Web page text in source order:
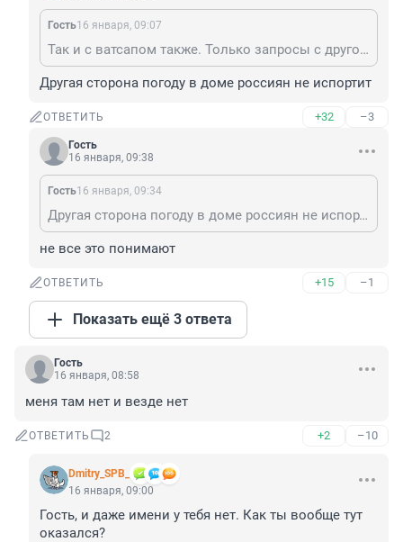
Гость16 января, 09:07
Так и с ватсапом также. Только запросы с другой стороны
Другая сторона погоду в доме россиян не испортит
ОТВЕТИТЬ +32 –3
Гость
16 января, 09:38
Гость16 января, 09:34
Другая сторона погоду в доме россиян не испортит
не все это понимают
ОТВЕТИТЬ +15 –1
Показать ещё 3 ответа
Гость
16 января, 08:58
меня там нет и везде нет
ОТВЕТИТЬ 2 +2 –10
Dmitry_SPB_
16 января, 09:00
Гость, и даже имени у тебя нет. Как ты вообще тут
оказался?